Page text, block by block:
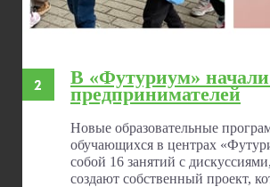
В «Футуриум» начали
предпринимателей
Новые образовательные
обучающихся в центрах
собой 16 занятий с
создают собственный проект,